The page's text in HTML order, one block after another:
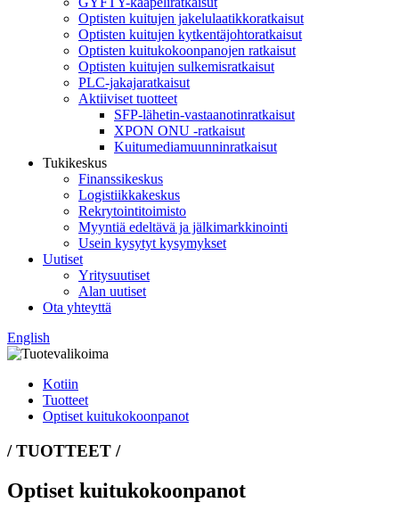
Optisten kuitujen jakelulaatikkoratkaisut
Optisten kuitujen kytkentäjohtoratkaisut
Optisten kuitukokoonpanojen ratkaisut
Optisten kuitujen sulkemisratkaisut
PLC-jakajaratkaisut
Aktiiviset tuotteet
SFP-lähetin-vastaanotinratkaisut
XPON ONU -ratkaisut
Kuitumediamuunninratkaisut
Tukikeskus
Finanssikeskus
Logistiikkakeskus
Rekrytointitoimisto
Myyntiä edeltävä ja jälkimarkkinointi
Usein kysytyt kysymykset
Uutiset
Yritysuutiset
Alan uutiset
Ota yhteyttä
English
Kotiin
Tuotteet
Optiset kuitukokoonpanot
/ TUOTTEET /
Optiset kuitukokoonpanot